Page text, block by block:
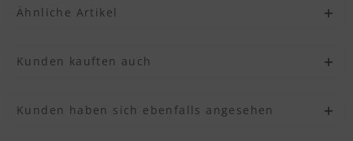
Ähnliche Artikel
Kunden kauften auch
Kunden haben sich ebenfalls angesehen